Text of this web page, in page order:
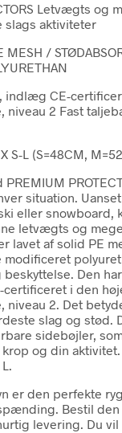
Letvægts og
slags aktiviteter
MESH /
indlæg CE-
niveau 2 Fast
S-L (S=48CM,
situation.
eller snowboard,
letvægts og
lavet af solid PE
Den
i den
niveau 2. Det
slag og stød.
sidebøjler,
og din
er den perfekte
Bestil den
levering. Du